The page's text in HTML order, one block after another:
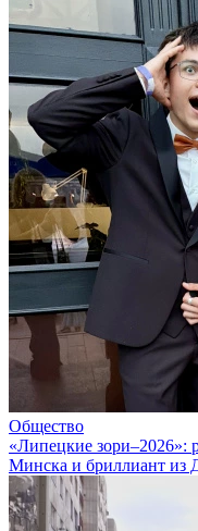
Общество
«Липецкие зори–2026»:
Минска и бриллиант из